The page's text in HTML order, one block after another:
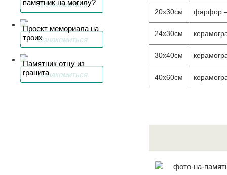
памятник на могилу?
Ознакомиться
Проект мемориала на
троихОзнакомиться
Памятник отцу из
гранитаОзнакомиться
20х30см фарфор –
24х30см
30х40см
40х60см